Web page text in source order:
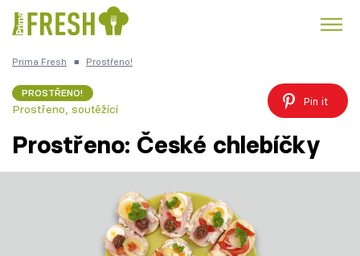
Česká kuchyně
Prima Fresh ■ Prostřeno!
PROSTŘENO!
Prostřeno, soutěžící
Pin it
Prostřeno: České chlebíčky